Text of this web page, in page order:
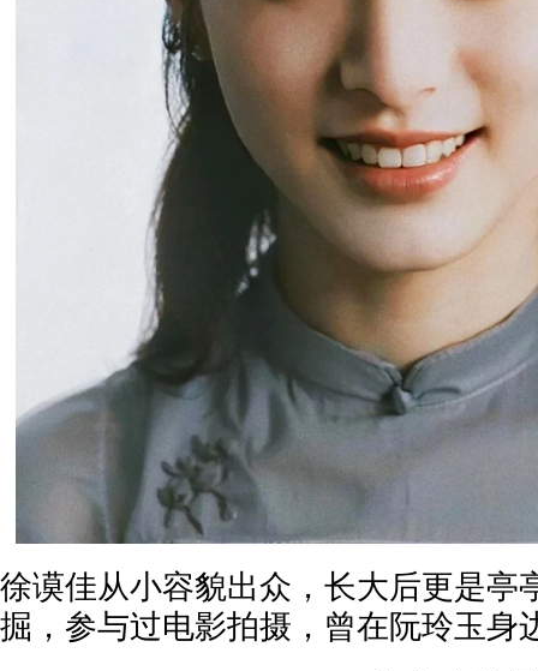
徐谟佳从小容貌出众，长大后更是亭
掘，参与过电影拍摄，曾在阮玲玉身